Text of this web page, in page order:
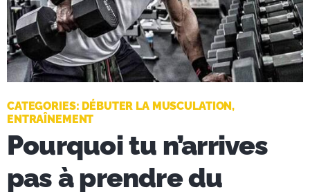
CATEGORIES: DÉBUTER LA MUSCULATION,
ENTRAÎNEMENT
Pourquoi tu n’arrives
pas à prendre du